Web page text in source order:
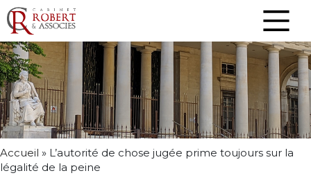
Accueil » L’autorité de chose jugée prime toujours sur la
légalité de la peine